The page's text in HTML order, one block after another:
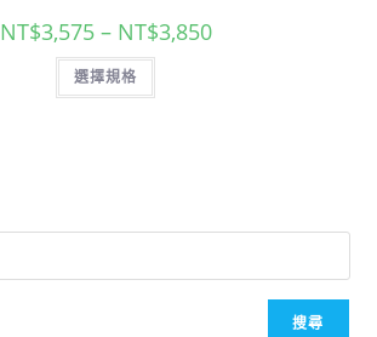
NT$3,575 – NT$3,850價
格
選擇規格
此
品
產
面
搜尋